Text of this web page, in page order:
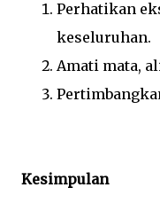
Perhatikan
keseluruhan.
Amati mata,
Kesimpulan